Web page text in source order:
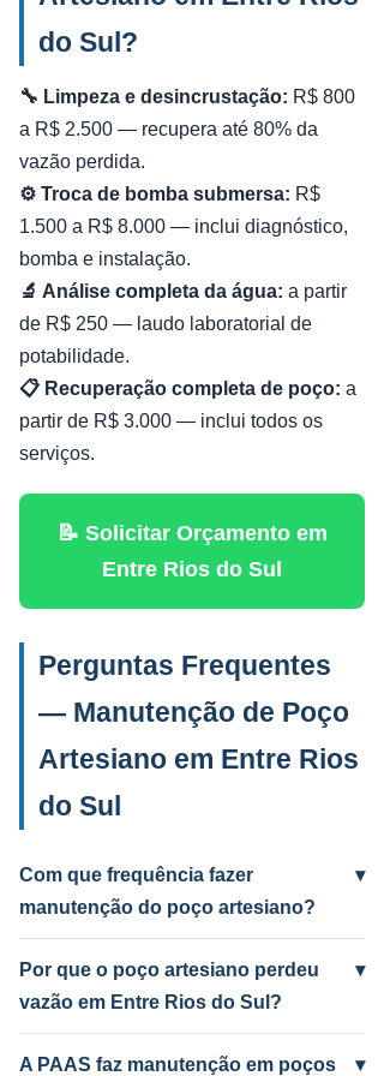
do Sul?
🔧 Limpeza e desincrustação: R$ 800
a R$ 2.500 — recupera até 80% da
vazão perdida.
⚙️ Troca de bomba submersa: R$
1.500 a R$ 8.000 — inclui diagnóstico,
bomba e instalação.
🔬 Análise completa da água: a partir
de R$ 250 — laudo laboratorial de
potabilidade.
📋 Recuperação completa de poço: a
partir de R$ 3.000 — inclui todos os
serviços.
📝 Solicitar Orçamento em
Entre Rios do Sul
Perguntas Frequentes
— Manutenção de Poço
Artesiano em Entre Rios
do Sul
Com que frequência fazer
manutenção do poço artesiano?
▾
Anual para uso intenso (agrícola/industrial)
e a cada 2 anos para uso residencial.
Poços antigos podem precisar mais
frequentemente.
Por que o poço artesiano perdeu
vazão em Entre Rios do Sul?
▾
Causas mais comuns: incrustação por
ferro e manganês, colmatação do filtro,
A PAAS faz manutenção em poços
▾